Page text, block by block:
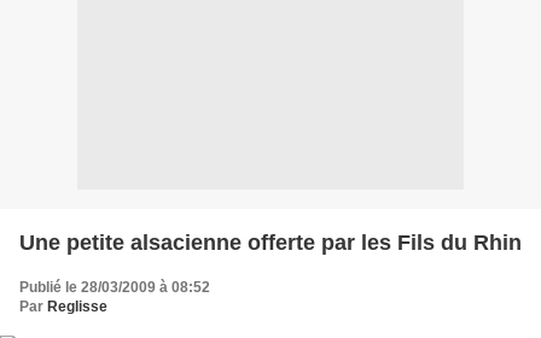
Une petite alsacienne offerte par les Fils du Rhin
Publié le 28/03/2009 à 08:52
Par Reglisse